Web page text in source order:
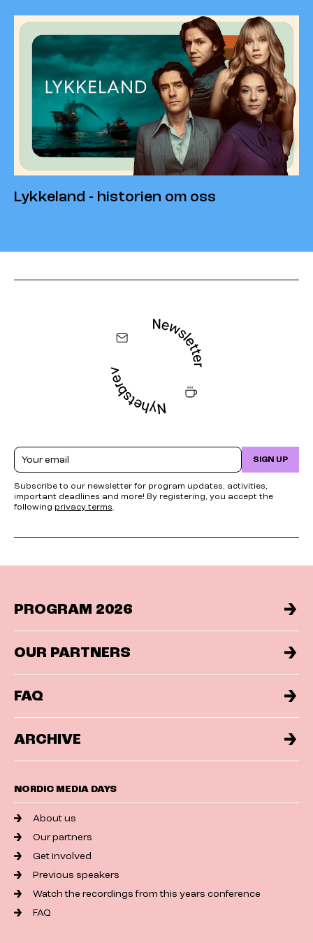
Lykkeland - historien om oss
Email SIGN UP
Subscribe to our newsletter for program updates, activities,
important deadlines and more! By registering, you accept the
following privacy terms.
PROGRAM 2026
OUR PARTNERS
FAQ
ARCHIVE
NORDIC MEDIA DAYS
About us
Our partners
Get involved
Previous speakers
Watch the recordings from this years conference
FAQ